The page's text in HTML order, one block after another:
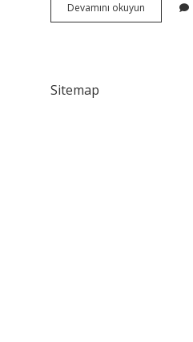
Devamını okuyun
Kapağı
Sitemap